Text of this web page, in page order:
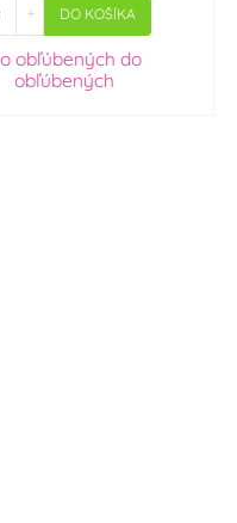
+ DO KOŠÍKA
obľúbenýchdo
obľúbených